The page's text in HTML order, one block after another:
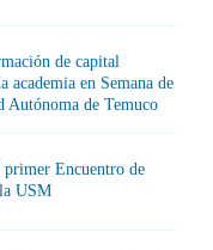
de capital
en Semana de
Autónoma de Temuco
Encuentro de
USM